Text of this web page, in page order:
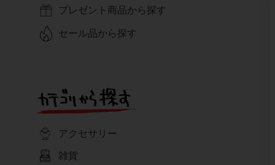
プレゼント商品から探す
セール品から探す
アクセサリー
雑貨